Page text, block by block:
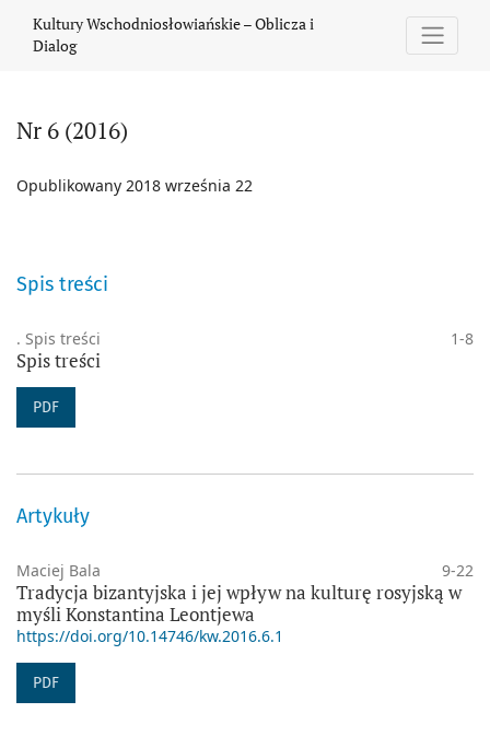
Kultury Wschodniosłowiańskie – Oblicza i
Dialog
Nr 6 (2016)
Opublikowany 2018 września 22
Spis treści
. Spis treści 1-8
Spis treści
PDF
Artykuły
Maciej Bala 9-22
Tradycja bizantyjska i jej wpływ na kulturę rosyjską w
myśli Konstantina Leontjewa
https://doi.org/10.14746/kw.2016.6.1
PDF